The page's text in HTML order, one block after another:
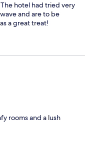
hotel had tried very
and are to be
a great treat!
rooms and a lush